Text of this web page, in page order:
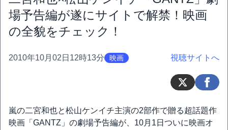
場予告編が遂にサイトで解禁！映画
の全貌をチェック！
2010年10月02日12時13分 映画 視聴サイトへ
嵐の二宮和也と松山ケンイチ主演の2部作で贈る超話題作
映画「GANTZ」の劇場予告編が、10月1日ついに映画オ